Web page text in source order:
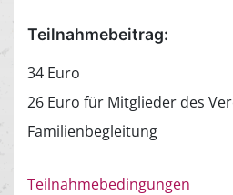
Teilnahmebeitrag:
34 Euro
26 Euro für Mitglieder des
Familienbegleitung
Teilnahmebedingungen